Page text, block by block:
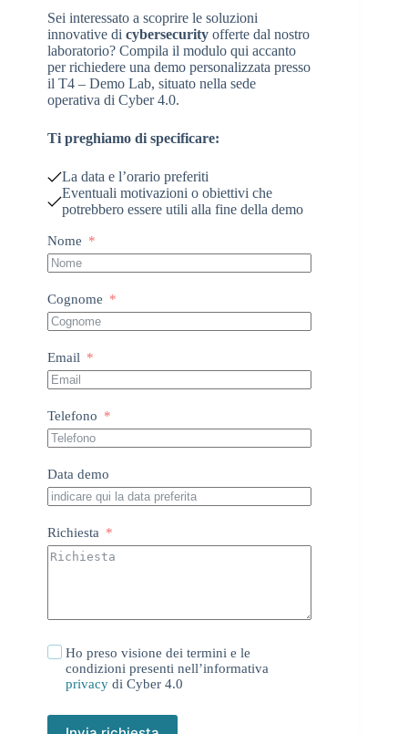
Sei interessato a scoprire le soluzioni
innovative di cybersecurity offerte dal nostro
laboratorio? Compila il modulo qui accanto
per richiedere una demo personalizzata presso
il T4 – Demo Lab, situato nella sede
operativa di Cyber 4.0.
Ti preghiamo di specificare:
La data e l’orario preferiti
Eventuali motivazioni o obiettivi che
potrebbero essere utili alla fine della demo
Nome
Cognome
Email
Telefono
Data demo
Richiesta
Ho preso visione dei termini e le
condizioni presenti nell’informativa
privacy di Cyber 4.0